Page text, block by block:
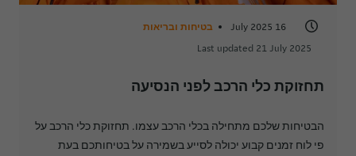
16 July 2025
בטיחות ובריאות
Last updated 21 July 2025
תחזוקת כלי הרכב לפני הנסיעה
הבטיחות שלכם מתחילה בכלי הרכב עצמו. תחזוקת כלי הרכב על
פי לוח זמנים קבוע יכולה לסייע בשמירה על בטיחותכם בעת